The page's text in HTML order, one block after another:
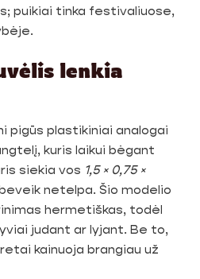
puikiai tinka festivaliuose,
lenkia
pigūs plastikiniai analogai
kuris laikui bėgant
siekia vos 1,5 × 0,75 ×
netelpa. Šio modelio
hermetiškas, todėl
judant ar lyjant. Be to,
kainuoja brangiau už